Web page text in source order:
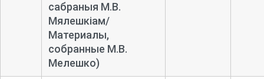
сабраныя М.В.
Мялешкіам/
Материалы,
собранные М.В.
Мелешко)